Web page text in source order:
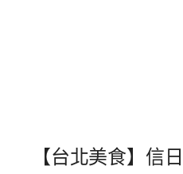
【台北美食】信